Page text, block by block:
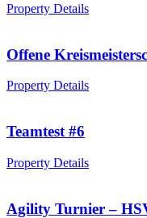
Property Details
Offene
Property Details
Teamtest #6
Property Details
Agility Turnier –